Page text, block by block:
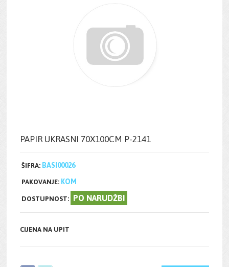
PAPIR UKRASNI 70X100CM P-2141
ŠIFRA: BASI00026
PAKOVANJE: KOM
DOSTUPNOST: PO NARUDŽBI
CIJENA NA UPIT